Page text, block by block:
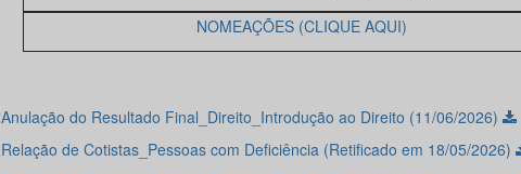
NOMEAÇÕES (CLIQUE AQUI)
Anulação do Resultado Final_Direito_Introdução ao Direito (11/06/2026)
Relação de Cotistas_Pessoas com Deficiência (Retificado em 18/05/2026)